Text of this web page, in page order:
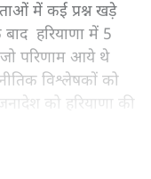
में कई प्रश्न खड़े
हरियाणा में 5
परिणाम आये थे
विश्लेषकों को
को हरियाणा की
था।